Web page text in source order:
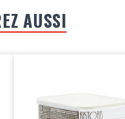
AUSSI